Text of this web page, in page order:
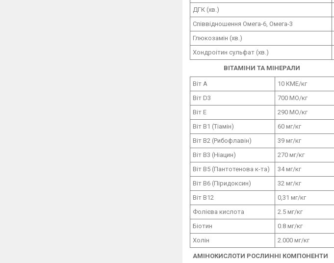
ДГК (хв.)
Співвідношення Омега-6, Омега-3
Глюкозамін (хв.)
Хондроітин сульфат (хв.)
ВІТАМІНИ ТА МІНЕРАЛИ
Віт A 10 КМЕ/кг
Віт D3 700 МО/кг
Віт E 290 МО/кг
Віт B1 (Тіамін) 60 мг/кг
Віт B2 (Рибофлавін) 39 мг/кг
Віт В3 (Ніацин) 270 мг/кг
Віт B5 (Пантотенова к-та) 34мг/кг
Віт В6 (Піридоксин) 32 мг/кг
Віт B12 0,31 мг/кг
Фолієва кислота
2.5 мг/кг
Біотин
0.8 мг/кг
Холін
2.000 мг/кг
АМІНОКИСЛОТИ РОСЛИННІ КОМПОНЕНТИ